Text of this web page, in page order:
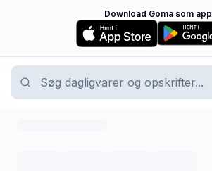
Download Goma som app